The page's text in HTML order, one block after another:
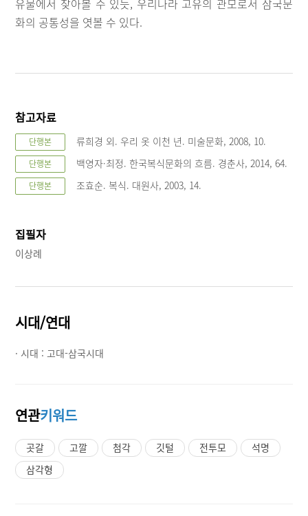
화의 공통성을 엿볼 수 있다.
참고자료
단행본 류희경 외. 우리 옷 이천 년. 미술문화, 2008, 10.
단행본 백영자·최정. 한국복식문화의 흐름. 경춘사, 2014, 64.
단행본 조효순. 복식. 대원사, 2003, 14.
집필자
이상례
시대/연대
· 시대 : 고대-삼국시대
연관키워드
곳갈 고깔 첨각 깃털 전투모
석명
삼각형